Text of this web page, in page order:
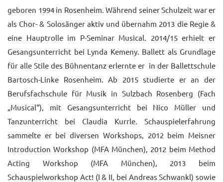
UNSERE PREISE
IM BALLETTSAAL
TRAUMBERUF
TÄNZER/-IN
MEDIATHEK
BILDER
PRESSE
DOWNLOADS
geboren 1994 in Rosenheim. Während seiner Schulzeit war er
als Chor- & Solosänger aktiv und übernahm 2013 die Regie &
eine Hauptrolle im P-Seminar Musical. 2014/15 erhielt er
Gesangsunterricht bei Lynda Kemeny. Ballett als Grundlage
für alle Stile des Bühnentanz erlernte er in der Ballettschule
Bartosch-Linke Rosenheim. Ab 2015 studierte er an der
Berufsfachschule für Musik in Sulzbach Rosenberg (Fach
„Musical“), mit Gesangsunterricht bei Nico Müller und
Tanzunterricht bei Claudia Kurrle. Schauspielerfahrung
sammelte er bei diversen Workshops, 2012 beim Meisner
Introduction Workshop (MFA München), 2012 beim Method
Acting Workshop (MFA München), 2013 beim
Schauspielworkshop Act! (I & II, bei Andreas Schwankl) sowie